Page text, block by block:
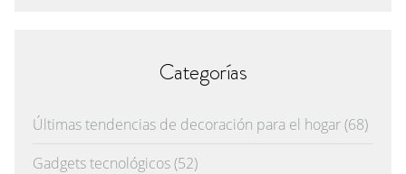
Categorías
Últimas tendencias de decoración para el hogar(68)
Gadgets tecnológicos(52)